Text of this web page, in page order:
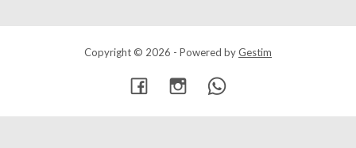
Copyright © 2026 - Powered byGestim